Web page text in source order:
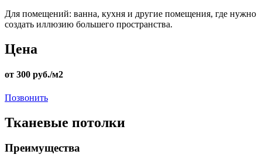
Для помещений: ванна, кухня и другие помещения, где нужно
создать иллюзию большего пространства.
Цена
от 300 руб./м2
Позвонить
Тканевые потолки
Преимущества